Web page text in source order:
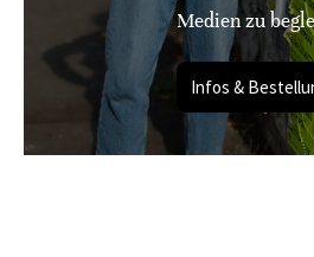
Medien zu
Infos &